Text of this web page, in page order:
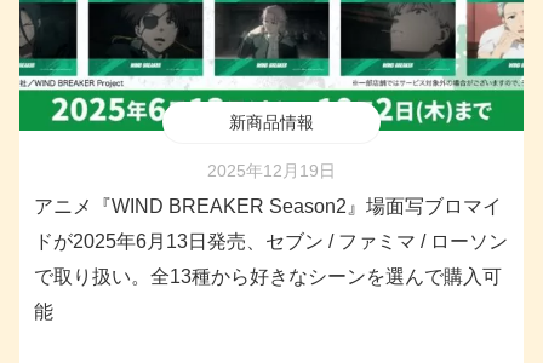
新商品情報
2025年12月19日
アニメ『WIND BREAKER Season2』場面写ブロマイ
ドが2025年6月13日発売、セブン / ファミマ / ローソン
で取り扱い。全13種から好きなシーンを選んで購入可
能